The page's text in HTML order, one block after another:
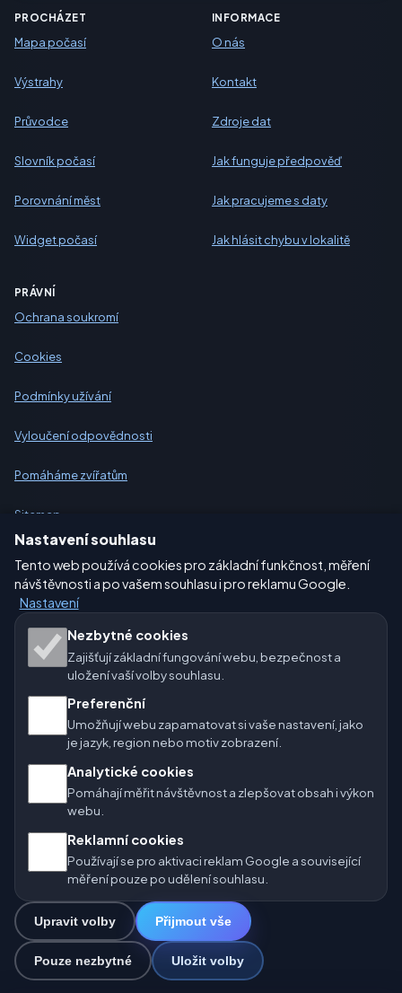
PROCHÁZET
Mapa počasí
Výstrahy
Průvodce
Slovník počasí
Porovnání měst
Widget počasí
INFORMACE
O nás
Kontakt
Zdroje dat
Jak funguje předpověď
Jak pracujeme s daty
Jak hlásit chybu v lokalitě
PRÁVNÍ
Ochrana soukromí
Cookies
Podmínky užívání
Vyloučení odpovědnosti
Pomáháme zvířatům
Sitemap
Nastavení
Naše weby o počasí:
🇨🇿 Česko 🇭🇷 Chorvatsko 🇧🇬 Bulharsko
🇩🇪🇦🇹🇨🇭 Německo / Rakousko / Švýcarsko
🌎 Latinská Amerika a Španělsko
🇮🇳 Jižní a jihovýchodní Asie
info@pocasi.online
© 2026 Počasí Online · Meteorologická data: MET Norway · Open-
Meteo. Výstrahy počasí: ČHMÚ.
Nastavení souhlasu
Tento web používá cookies pro základní funkčnost, měření
návštěvnosti a po vašem souhlasu i pro reklamu Google.
Nastavení
Nezbytné cookies
Zajišťují základní fungování webu, bezpečnost a
uložení vaší volby souhlasu.
Preferenční
Umožňují webu zapamatovat si vaše nastavení, jako
je jazyk, region nebo motiv zobrazení.
Analytické cookies
Pomáhají měřit návštěvnost a zlepšovat obsah i výkon
webu.
Reklamní cookies
Používají se pro aktivaci reklam Google a související
měření pouze po udělení souhlasu.
Upravit volby Přijmout vše
Pouze nezbytné Uložit volby